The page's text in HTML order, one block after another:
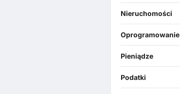
Nieruchomości
Oprogramowanie
Pieniądze
Podatki